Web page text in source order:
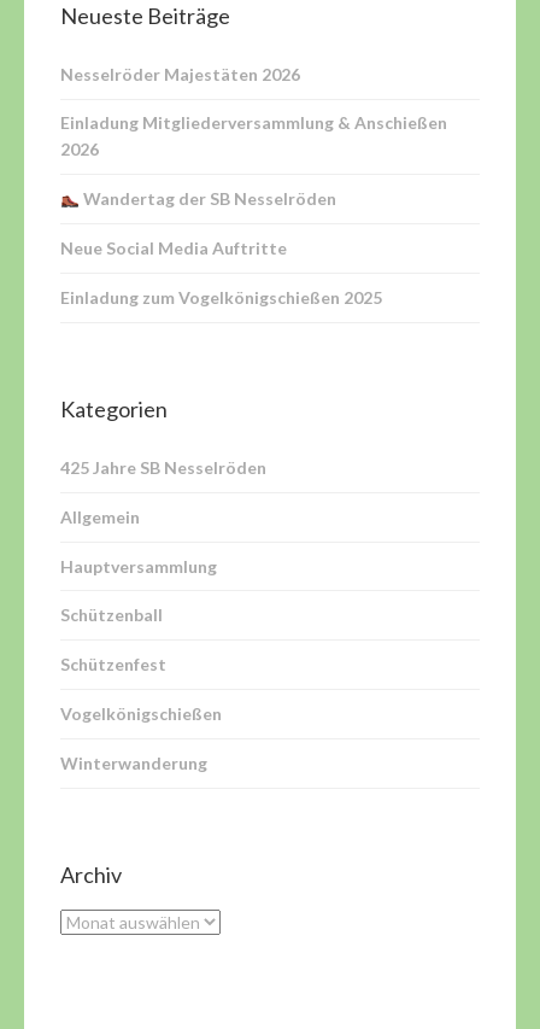
Neueste Beiträge
Nesselröder Majestäten 2026
Einladung Mitgliederversammlung & Anschießen
2026
Wandertag der SB Nesselröden
Neue Social Media Auftritte
Einladung zum Vogelkönigschießen 2025
Kategorien
425 Jahre SB Nesselröden
Allgemein
Hauptversammlung
Schützenball
Schützenfest
Vogelkönigschießen
Winterwanderung
Archiv
Archiv